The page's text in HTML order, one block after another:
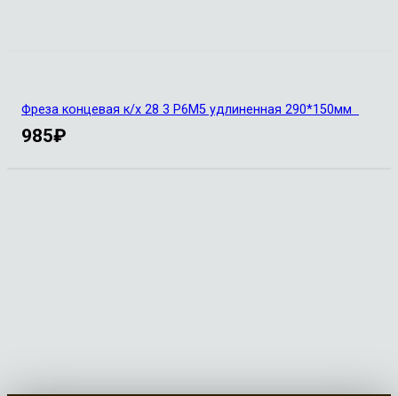
Фреза концевая к/х 28 3 Р6М5 удлиненная 290*150мм
985₽